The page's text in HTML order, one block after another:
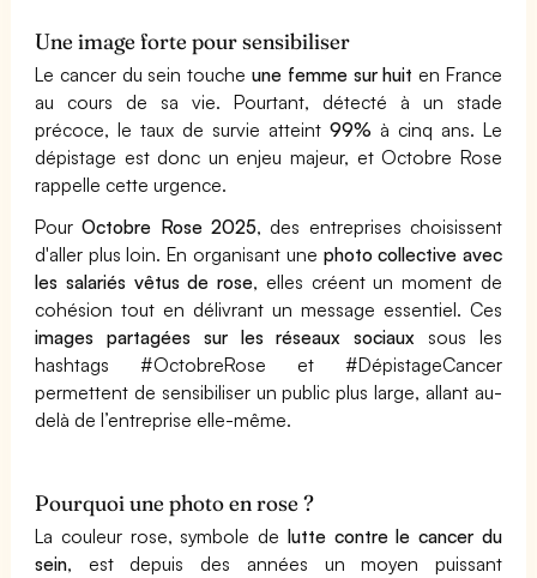
Une image forte pour sensibiliser
Le cancer du sein touche une femme sur huit en France
au cours de sa vie. Pourtant, détecté à un stade
précoce, le taux de survie atteint 99% à cinq ans. Le
dépistage est donc un enjeu majeur, et Octobre Rose
rappelle cette urgence.
PourOctobre Rose 2025, des entreprises choisissent
d'aller plus loin. En organisant une photo collective avec
les salariés vêtus de rose, elles créent un moment de
cohésion tout en délivrant un message essentiel. Ces
images partagées sur les réseaux sociaux sous les
hashtags #OctobreRose et #DépistageCancer
permettent de sensibiliser un public plus large, allant au-
delà de l’entreprise elle-même.
Pourquoi une photo en rose ?
La couleur rose, symbole de lutte contre le cancer du
sein, est depuis des années un moyen puissant